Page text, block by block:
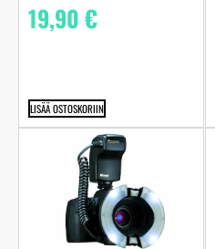
19,90€
LISÄÄ OSTOSKORIIN